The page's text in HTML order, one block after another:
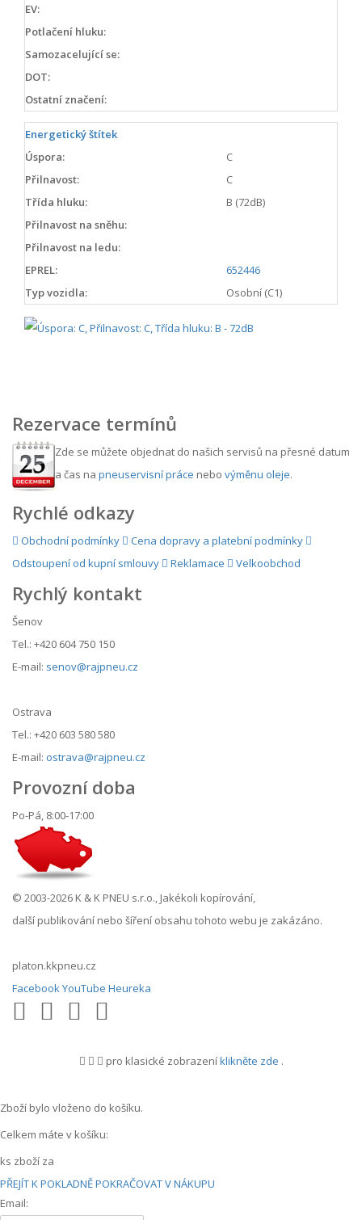
EV:
Potlačení hluku:
Samozacelující se:
DOT:
Ostatní značení:
Energetický štítek
Úspora:
C
Přilnavost:
C
Třída hluku:
B (72dB)
Přilnavost na sněhu:
Přilnavost na ledu:
EPREL:
652446
Typ vozidla:
Osobní (C1)
Rezervace termínů
Zde se můžete objednat do našich servisů na přesné datum
a čas na pneuservisní práce nebo výměnu oleje.
Rychlé odkazy
Obchodní podmínky
Cena dopravy a platební podmínky
Odstoupení od kupní smlouvy
Reklamace Velkoobchod
Rychlý kontakt
Šenov
Tel.: +420 604 750 150
E-mail: senov@rajpneu.cz
Ostrava
Tel.: +420 603 580 580
E-mail: ostrava@rajpneu.cz
Provozní doba
Po-Pá, 8:00-17:00
© 2003-2026 K & K PNEU s.r.o., Jakékoli kopírování,
další publikování nebo šíření obsahu tohoto webu je zakázáno.
platon.kkpneu.cz
FacebookYouTube Heureka
pro klasické zobrazeníklikněte zde .
Zboží bylo vloženo do košíku.
Celkem máte v košíku:
ks zboží za
PŘEJÍT K POKLADNĚPOKRAČOVAT V NÁKUPU
Email: